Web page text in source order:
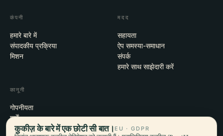
कंपनी
हमारे बारे में
संपादकीय प्रक्रिया
मिशन
मदद
सहायता
ऐप समस्या-समाधान
संपर्क
हमारे साथ साझेदारी करें
कानूनी
गोपनीयता
शर्तें
कुकी सेटिंग्स
कुकीज़ के बारे में एक छोटी सी बात। EU · GDPR